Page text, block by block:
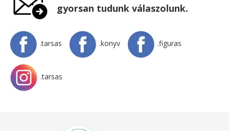
gyorsan tudunk válaszolunk.
.tarsas .konyv .figuras
.tarsas